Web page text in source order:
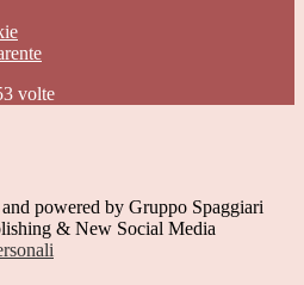
volte
powered by Gruppo Spaggiari
& New Social Media